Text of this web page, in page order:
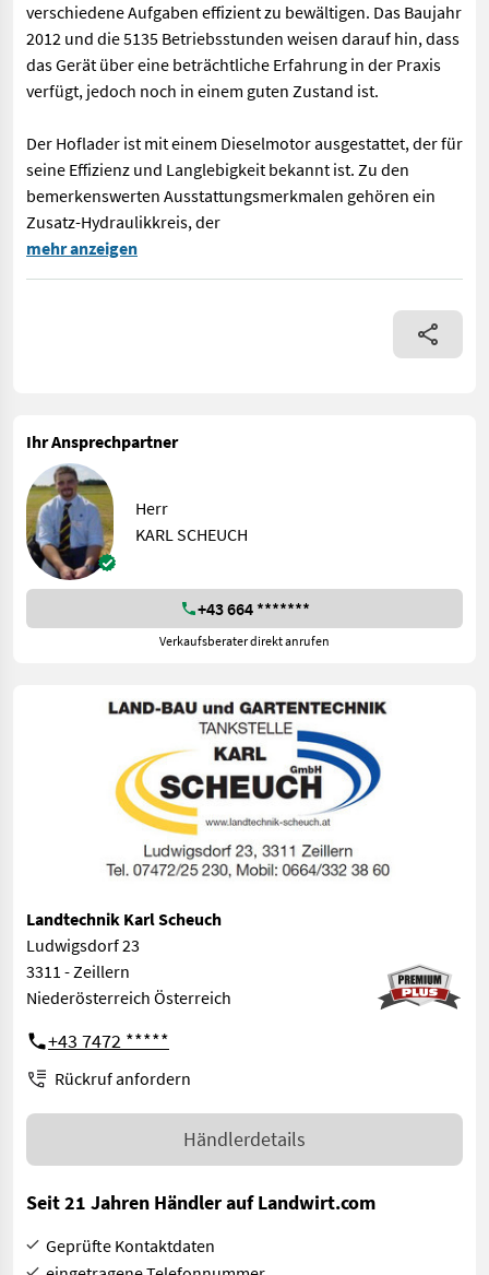
verschiedene Aufgaben effizient zu bewältigen. Das Baujahr
2012 und die 5135 Betriebsstunden weisen darauf hin, dass
das Gerät über eine beträchtliche Erfahrung in der Praxis
verfügt, jedoch noch in einem guten Zustand ist.
Der Hoflader ist mit einem Dieselmotor ausgestattet, der für
seine Effizienz und Langlebigkeit bekannt ist. Zu den
bemerkenswerten Ausstattungsmerkmalen gehören ein
Zusatz-Hydraulikkreis, der
Der Hoflader der Marke Weidemann, Modell 1280, ist ein
mehr anzeigen
Ihr Ansprechpartner
Herr
KARL SCHEUCH
+43 664 *******
Verkaufsberater direkt anrufen
Landtechnik Karl Scheuch
Ludwigsdorf 23
3311 - Zeillern
Niederösterreich Österreich
+43 7472 *****
Rückruf anfordern
Händlerdetails
Seit 21 Jahren Händler auf Landwirt.com
Geprüfte Kontaktdaten